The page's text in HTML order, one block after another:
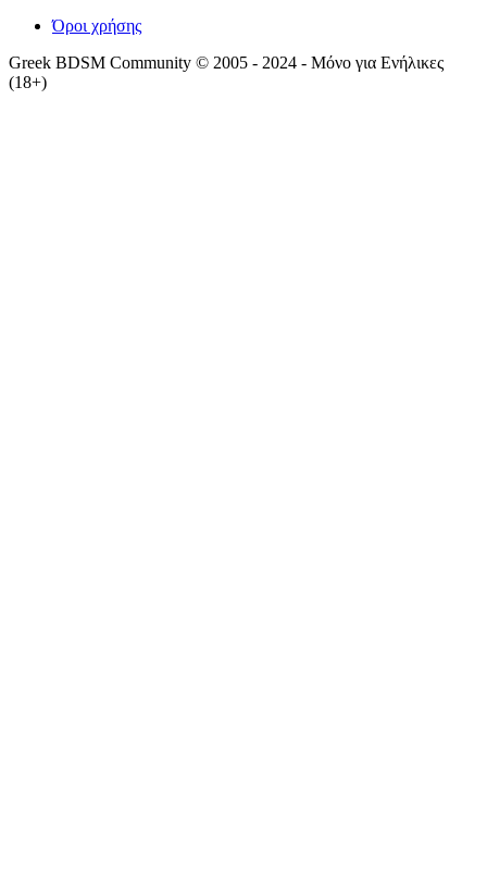
Όροι χρήσης
Greek BDSM Community © 2005 - 2024 - Μόνο για Ενήλικες
(18+)